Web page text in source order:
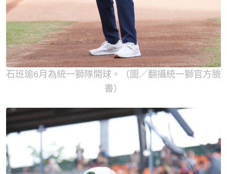
石班瑜6月為統一獅隊開球。（圖／翻攝統一獅官方臉
書）